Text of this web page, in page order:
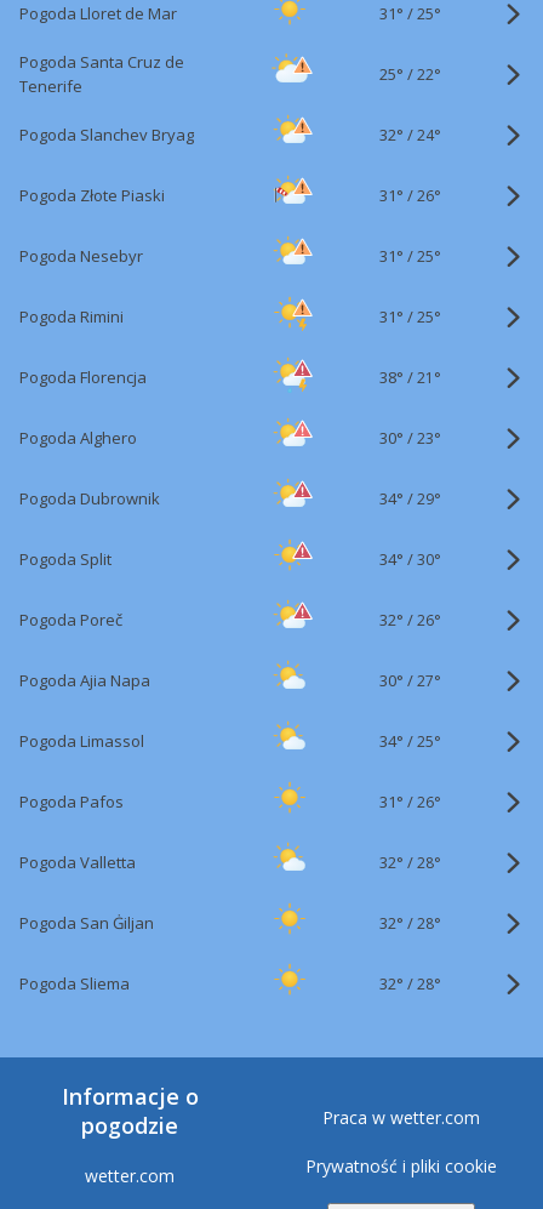
Pogoda Lloret de Mar 31° /25°
Pogoda Santa Cruz de
Tenerife
25° /22°
Pogoda Slanchev Bryag 32° /24°
Pogoda Złote Piaski 31° /26°
Pogoda Nesebyr 31° /25°
Pogoda Rimini 31° /25°
Pogoda Florencja 38° /21°
Pogoda Alghero 30° /23°
Pogoda Dubrownik 34° /29°
Pogoda Split 34° /30°
Pogoda Poreč 32° /26°
Pogoda Ajia Napa 30° /27°
Pogoda Limassol 34° /25°
Pogoda Pafos 31° /26°
Pogoda Valletta 32° /28°
Pogoda San Ġiljan 32° /28°
Pogoda Sliema 32° /28°
Informacje o
pogodzie
wetter.com
Praca w wetter.com
Prywatność i pliki cookie